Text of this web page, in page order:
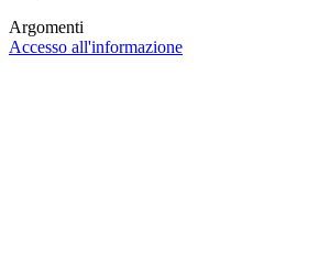
Argomenti
Accesso all'informazione